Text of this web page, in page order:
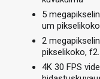
5
um
2
pikselikoko,
4K 30 FPS